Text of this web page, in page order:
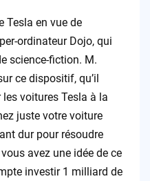
Tesla en vue de
ordinateur Dojo, qui
science-fiction. M.
ce dispositif, qu’il
voitures Tesla à la
juste votre voiture
dur pour résoudre
avez une idée de ce
investir 1 milliard de